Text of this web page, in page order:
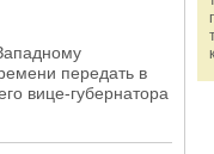
передать в
вице-губернатора